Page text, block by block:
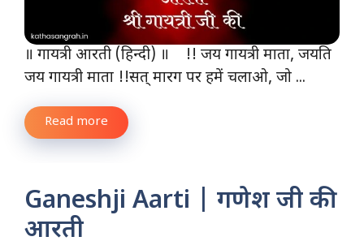
॥ गायत्री आरती (हिन्दी) ॥ !! जय गायत्री माता, जयति
जय गायत्री माता !!सत् मारग पर हमें चलाओ, जो ...
Read more
Ganeshji Aarti | गणेश जी की
आरती